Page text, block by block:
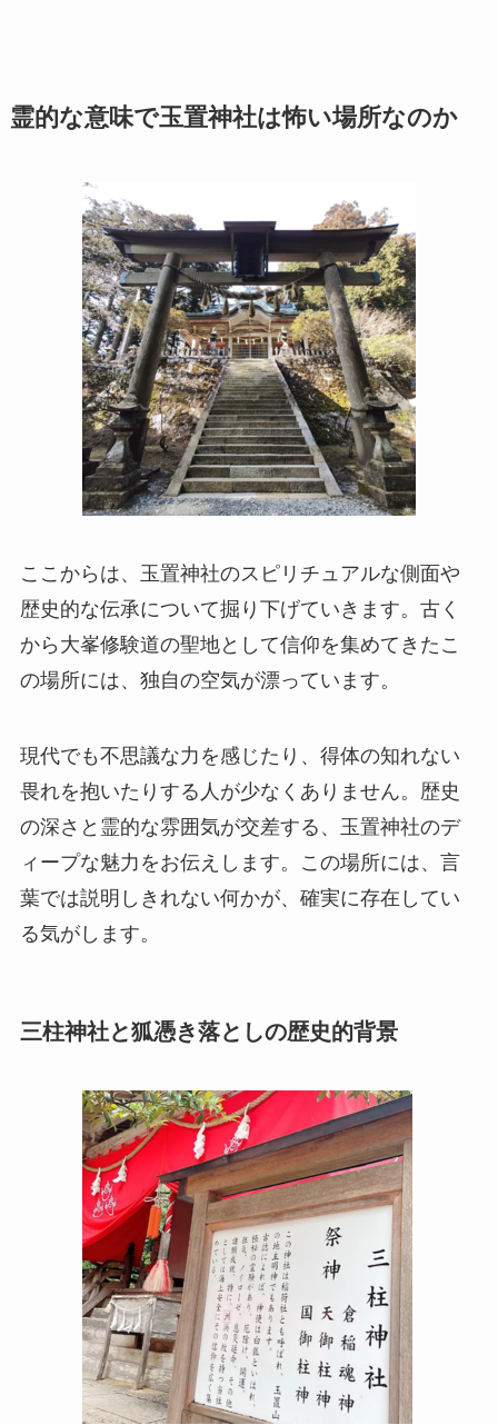
霊的な意味で玉置神社は怖い場所なのか
ここからは、玉置神社のスピリチュアルな側面や
歴史的な伝承について掘り下げていきます。古く
から大峯修験道の聖地として信仰を集めてきたこ
の場所には、独自の空気が漂っています。
現代でも不思議な力を感じたり、得体の知れない
畏れを抱いたりする人が少なくありません。歴史
の深さと霊的な雰囲気が交差する、玉置神社のデ
ィープな魅力をお伝えします。この場所には、言
葉では説明しきれない何かが、確実に存在してい
る気がします。
三柱神社と狐憑き落としの歴史的背景